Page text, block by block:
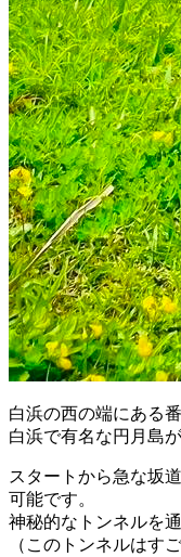
白浜の西の端にある番
白浜で有名な円月島
スタートから急な坂
可能です。
神秘的なトンネルを
（このトンネルはす